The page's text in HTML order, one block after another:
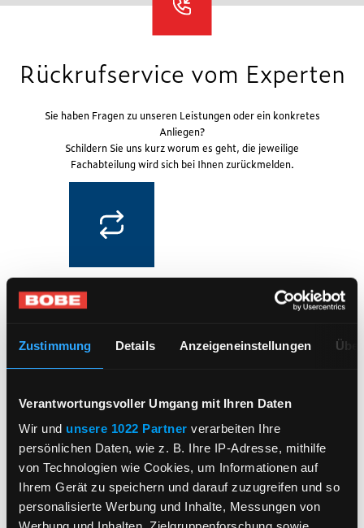
Zustimmung Details Anzeigeneinstellungen
Verantwortungsvoller Umgang mit Ihren Daten
Wir und unsere 1022 Partner verarbeiten Ihre
persönlichen Daten, wie z. B. Ihre IP-Adresse, mithilfe
von Technologien wie Cookies, um Informationen auf
Ihrem Gerät zu speichern und darauf zuzugreifen und so
personalisierte Werbung und Inhalte, Messungen von
Rückrufservice vom Experten
Sie haben Fragen zu unseren Leistungen oder ein konkretes
Anliegen?
Schildern Sie uns kurz worum es geht, die jeweilige
Fachabteilung wird sich bei Ihnen zurückmelden.
TRANSPORTLEISTUNGEN
ICH HABE ALLGEMEINE
FRAGEN